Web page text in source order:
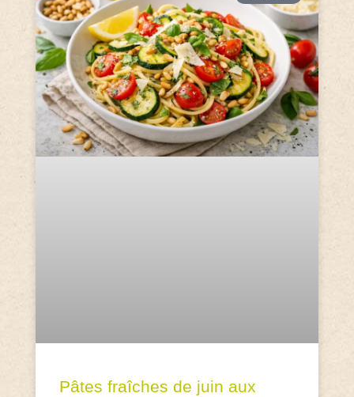
Pâtes fraîches de juin aux